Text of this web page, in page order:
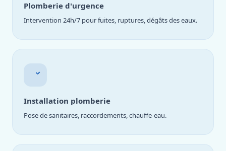
Plomberie d'urgence
Intervention 24h/7 pour fuites, ruptures, dégâts des eaux.
Installation plomberie
Pose de sanitaires, raccordements, chauffe-eau.